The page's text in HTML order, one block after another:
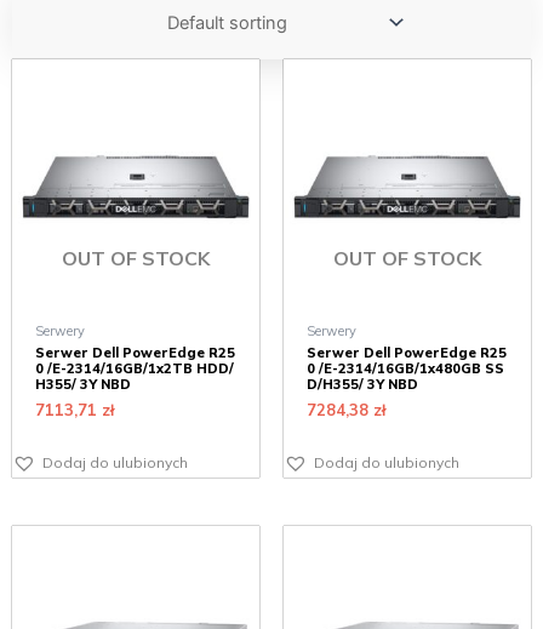
OUT OF STOCK
Serwery
Serwer Dell PowerEdge R25
0 /E-2314/16GB/1x2TB HDD/
H355/ 3Y NBD
7113,71 zł
Dodaj do ulubionych
OUT OF STOCK
Serwery
Serwer Dell PowerEdge R25
0 /E-2314/16GB/1x480GB SS
D/H355/ 3Y NBD
7284,38 zł
Dodaj do ulubionych